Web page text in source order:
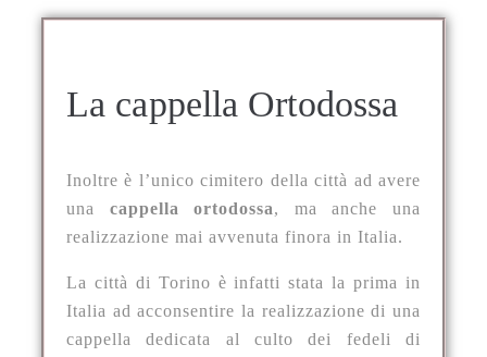
La cappella Ortodossa
Inoltre è l’unico cimitero della città ad avere
una cappella ortodossa, ma anche una
realizzazione mai avvenuta finora in Italia.
La città di Torino è infatti stata la prima in
Italia ad acconsentire la realizzazione di una
cappella dedicata al culto dei fedeli di